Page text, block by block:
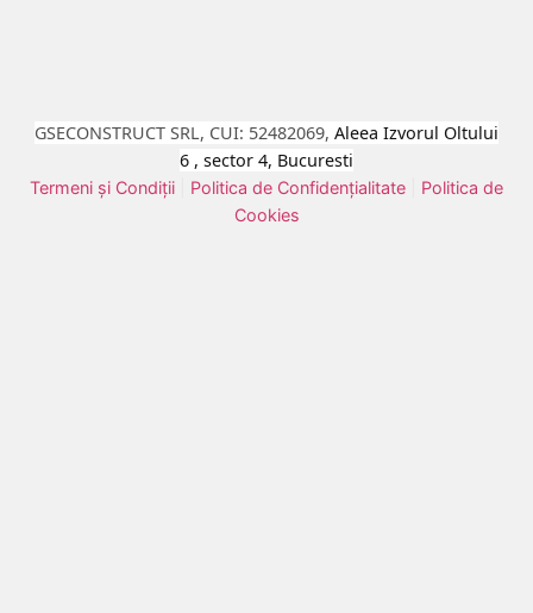
GSECONSTRUCT SRL, CUI: 52482069, Aleea Izvorul Oltului
6 , sector 4, Bucuresti
Termeni și Condiții Politica de Confidențialitate
Politica de
Cookies